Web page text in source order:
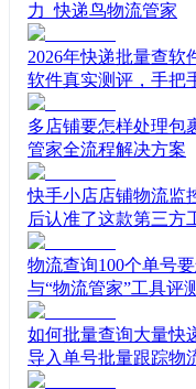
力_快递鸟物流管家
2026年快递批量查软
软件真实测评，手把
多店铺要怎样处理包
管家全流程解决方案
快手小店店铺物流监
后认准了这款第三方
物流查询100个单号
与“物流管家”工具评
如何批量查询大量快
导入单号批量跟踪物